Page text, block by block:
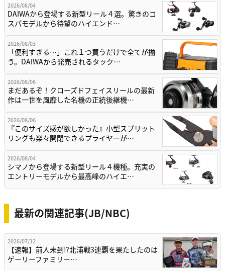
2026/08/04
DAIWAから登場する新型リール４選。驚きのコ
スパモデルから待望のハイエンド…
2026/08/03
「便利すぎる…」これ１つ買うだけで全てが揃
う。DAIWAから発売されるタック…
2026/08/06
まだあるぞ！クローズドフェイスリールの最新
作は一世を風靡した名機の正統後継機…
2026/08/06
『このサイズ感が欲しかった』小型スプリット
リングも楽々開閉できるプライヤーが…
2026/08/04
シマノから登場する新型リール４機種。充実の
エントリーモデルから最高峰のハイエ…
最新の関連記事(JB/NBC)
2026/07/12
【速報】前人未到⁉北浦戦3連覇を果たしたのは
ゲーリーファミリー…